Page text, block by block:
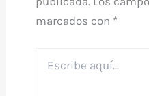
marcados con *
aquí...